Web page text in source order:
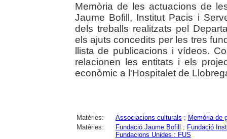
Memòria de les actuacions de
Jaume Bofill, Institut Pacis i
dels treballs realitzats pel
els ajuts concedits per les tres
llista de publicacions i vídeos.
relacionen les entitats i els
econòmic a l'Hospitalet de
Matèries: Associacions culturals ; Memòria de
Matèries:
Fundació Jaume Bofill ; Fundació
Fundacions Unides : FUS